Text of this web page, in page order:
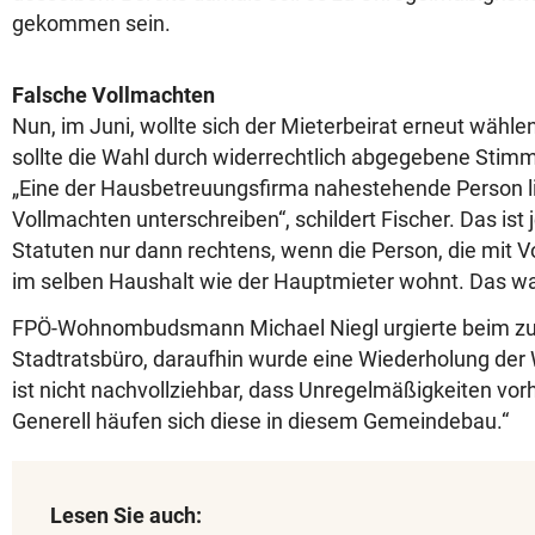
gekommen sein.
Falsche Vollmachten
Nun, im Juni, wollte sich der Mieterbeirat erneut
sollte die Wahl durch widerrechtlich abgegebene
„Eine der Hausbetreuungsfirma nahestehende
Vollmachten unterschreiben“, schildert Fischer. Das ist
Statuten nur dann rechtens, wenn die Person, die mit
im selben Haushalt wie der Hauptmieter wohnt. Das
FPÖ-Wohnombudsmann Michael Niegl urgierte beim
Stadtratsbüro, daraufhin wurde eine Wiederholung der
ist nicht nachvollziehbar, dass Unregelmäßigkeiten
Generell häufen sich diese in diesem Gemeindebau.“
Lesen Sie auch: